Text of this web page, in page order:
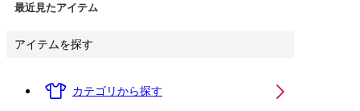
最近見たアイテム
アイテムを探す
カテゴリから探す